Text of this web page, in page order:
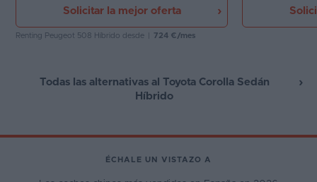
Solicitar la mejor oferta
Renting Peugeot 508 Híbrido desde 724 €/mes
Todas las alternativas al Toyota Corolla Sedán
Híbrido
ÉCHALE UN VISTAZO A